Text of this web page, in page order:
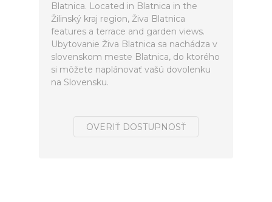
Blatnica. Located in Blatnica in the
Žilinský kraj region, Živa Blatnica
features a terrace and garden views.
Ubytovanie Živa Blatnica sa nachádza v
slovenskom meste Blatnica, do ktorého
si môžete naplánovať vašú dovolenku
na Slovensku.
OVERIŤ DOSTUPNOSŤ